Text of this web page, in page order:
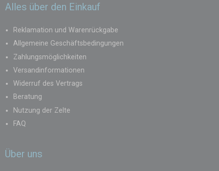
Alles über den Einkauf
Reklamation und Warenrückgabe
Allgemeine Geschäftsbedingungen
Zahlungsmöglichkeiten
Versandinformationen
Widerruf des Vertrags
Beratung
Nutzung der Zelte
FAQ
Über uns